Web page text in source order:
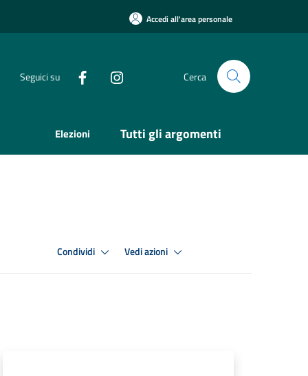
Accedi all'area personale
Seguici su Cerca
Elezioni Tutti gli argomenti
Condividi Vedi azioni